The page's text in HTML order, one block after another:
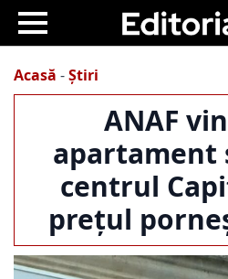
Acasă -Știri
ANAF
apartament
centrul
prețul